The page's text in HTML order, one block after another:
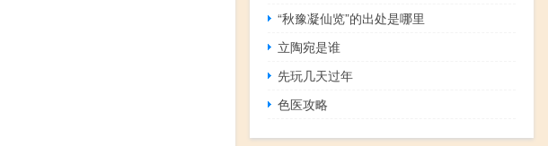
“秋豫凝仙览”的出处是哪里
立陶宛是谁
先玩几天过年
色医攻略